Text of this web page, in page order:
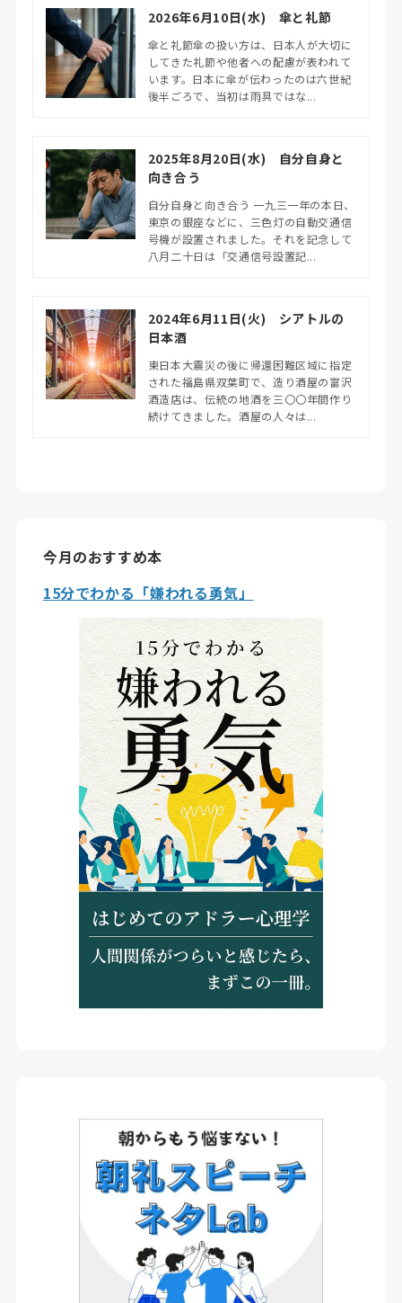
2026年6月10日(水) 傘と礼節
傘と礼節傘の扱い方は、日本人が大切に
してきた礼節や他者への配慮が表われて
います。日本に傘が伝わったのは六世紀
後半ごろで、当初は雨具ではな...
2025年8月20日(水) 自分自身と
向き合う
自分自身と向き合う 一九三一年の本日、
東京の銀座などに、三色灯の自動交通信
号機が設置されました。それを記念して
八月二十日は「交通信号設置記...
2024年6月11日(火) シアトルの
日本酒
東日本大震災の後に帰還困難区域に指定
された福島県双葉町で、造り酒屋の富沢
酒造店は、伝統の地酒を三〇〇年間作り
続けてきました。酒屋の人々は...
今月のおすすめ本
15分でわかる「嫌われる勇気」